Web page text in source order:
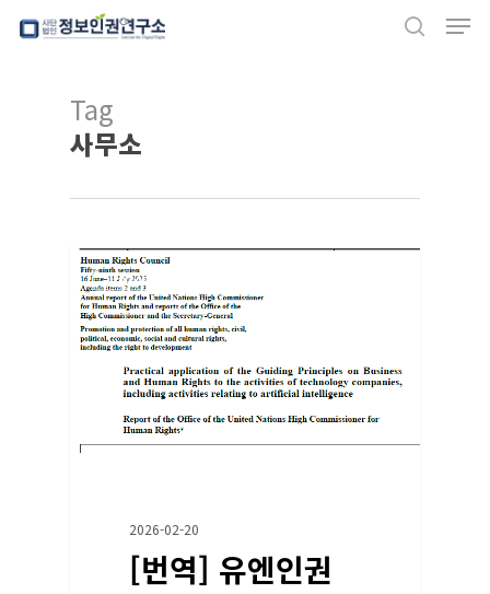
Skip
Tag
사무소
교육/자료
2026-02-20
[번역] 유엔인권